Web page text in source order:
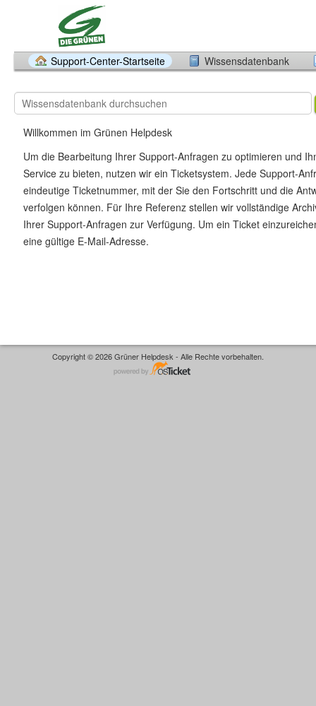
Support-Center-Startseite Wissensdatenbank
Willkommen im Grünen Helpdesk
Um die Bearbeitung Ihrer Support-Anfragen zu optimieren und
Service zu bieten, nutzen wir ein Ticketsystem. Jede Support-
eindeutige Ticketnummer, mit der Sie den Fortschritt und die
verfolgen können. Für Ihre Referenz stellen wir vollständige
Ihrer Support-Anfragen zur Verfügung. Um ein Ticket
eine gültige E-Mail-Adresse.
Copyright © 2026 Grüner Helpdesk - Alle Rechte vorbehalten.